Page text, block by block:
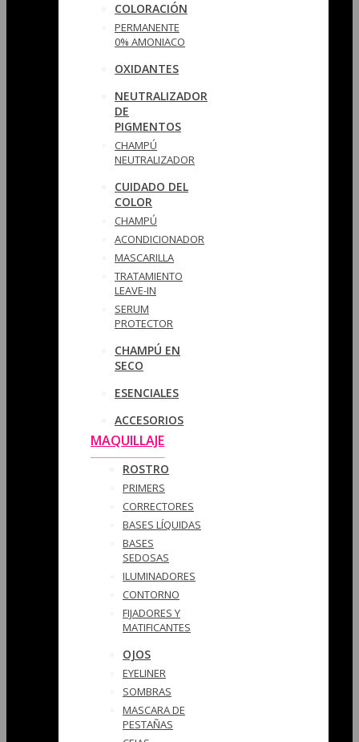
COLORACIÓN
PERMANENTE
0% AMONIACO
OXIDANTES
NEUTRALIZADOR
DE
PIGMENTOS
CHAMPÚ
NEUTRALIZADOR
CUIDADO DEL
COLOR
CHAMPÚ
ACONDICIONADOR
MASCARILLA
TRATAMIENTO
LEAVE-IN
SERUM
PROTECTOR
CHAMPÚ EN
SECO
ESENCIALES
ACCESORIOS
MAQUILLAJE
ROSTRO
PRIMERS
CORRECTORES
BASES LÍQUIDAS
BASES
SEDOSAS
ILUMINADORES
CONTORNO
FIJADORES Y
MATIFICANTES
OJOS
EYELINER
SOMBRAS
MASCARA DE
PESTAÑAS